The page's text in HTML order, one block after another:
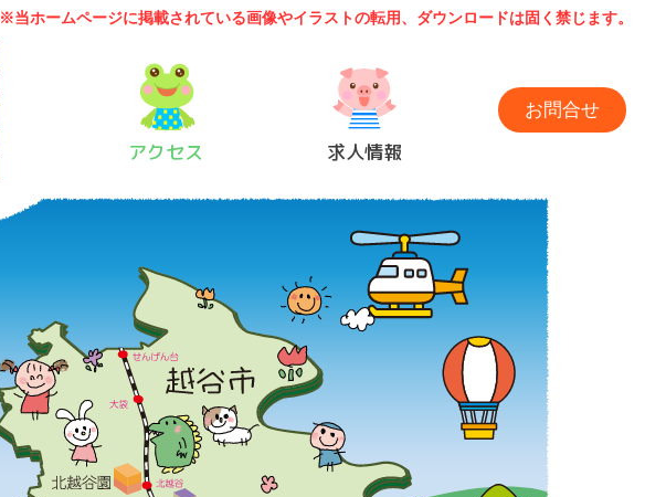
※当ホームページに掲載されている画像やイラストの転用、ダウンロードは固く禁じます。
アクセス 求人情報
お問合せ